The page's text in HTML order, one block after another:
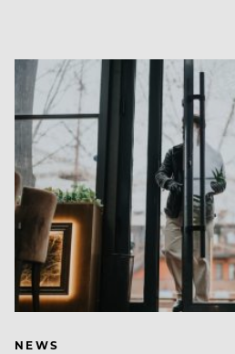
NEWS